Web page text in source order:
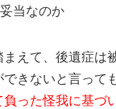
当なのか
まえて、後遺症は
きないと言って
った怪我に基づ